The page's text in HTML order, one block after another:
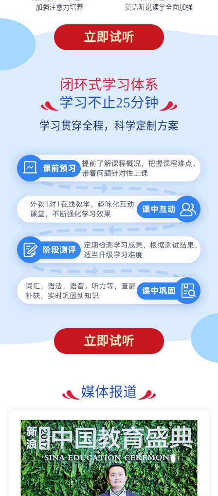
加强注意力培养
英语听说读学全面加强
立即试听
闭环式学习体系
学习不止25分钟
学习贯穿全程，科学定制方案
立即试听
媒体报道